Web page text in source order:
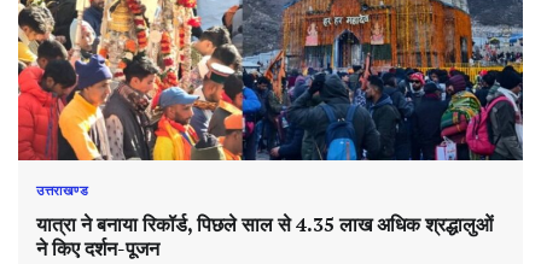
उत्तराखण्ड
यात्रा ने बनाया रिकॉर्ड, पिछले साल से 4.35 लाख अधिक श्रद्धालुओं
ने किए दर्शन-पूजन